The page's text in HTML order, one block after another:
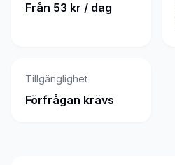
Från 53 kr / dag
Tillgänglighet
Förfrågan krävs